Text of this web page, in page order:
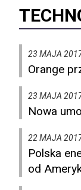
23 MAJA
Orange
23 MAJA
Nowa
22 MAJA
Polska
od